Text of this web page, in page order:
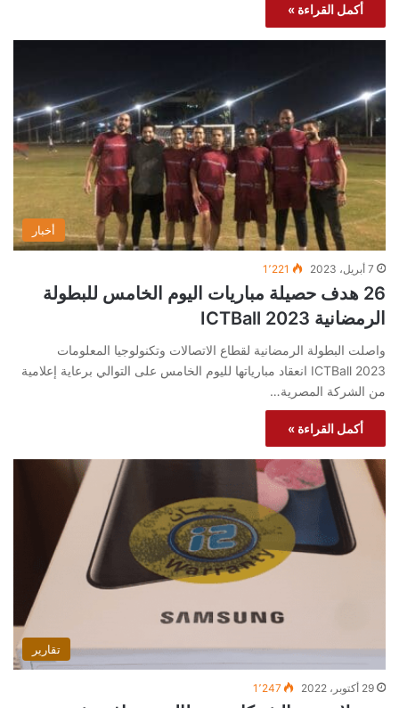
أكمل القراءة »
أخبار
7 أبريل، 2023 1٬221
26 هدف حصيلة مباريات اليوم الخامس للبطولة
الرمضانية ICTBall 2023
واصلت البطولة الرمضانية لقطاع الاتصالات وتكنولوجيا المعلومات
ICTBall 2023 انعقاد مبارياتها لليوم الخامس على التوالي برعاية إعلامية
من الشركة المصرية…
أكمل القراءة »
تقارير
29 أكتوبر، 2022 1٬247